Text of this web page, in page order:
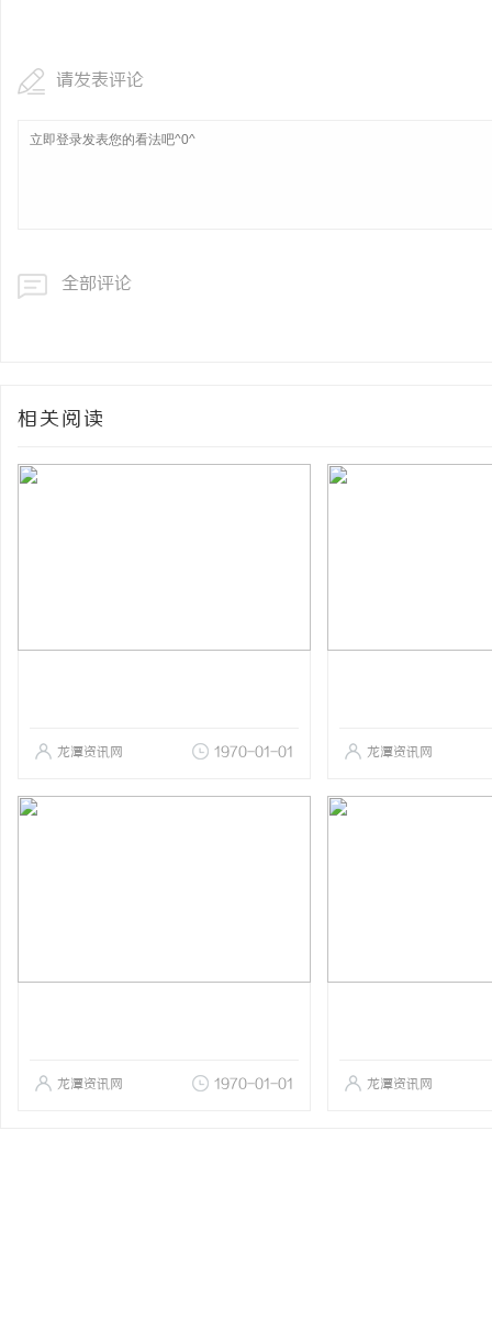
请发表评论
全部评论
相关阅读
龙潭资讯网 1970-01-01 龙潭资讯网
龙潭资讯网 1970-01-01 龙潭资讯网